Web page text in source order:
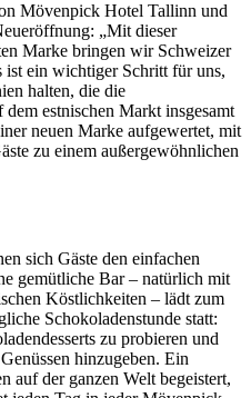
Mövenpick Hotel Tallinn und
„Mit dieser
Marke bringen wir Schweizer
ist ein wichtiger Schritt für uns,
halten, die die
estnischen Markt insgesamt
neuen Marke aufgewertet, mit
zu einem außergewöhnlichen
sich Gäste den einfachen
gemütliche Bar – natürlich mit
Köstlichkeiten – lädt zum
Schokoladenstunde statt:
zu probieren und
hinzugeben. Ein
auf der ganzen Welt begeistert,